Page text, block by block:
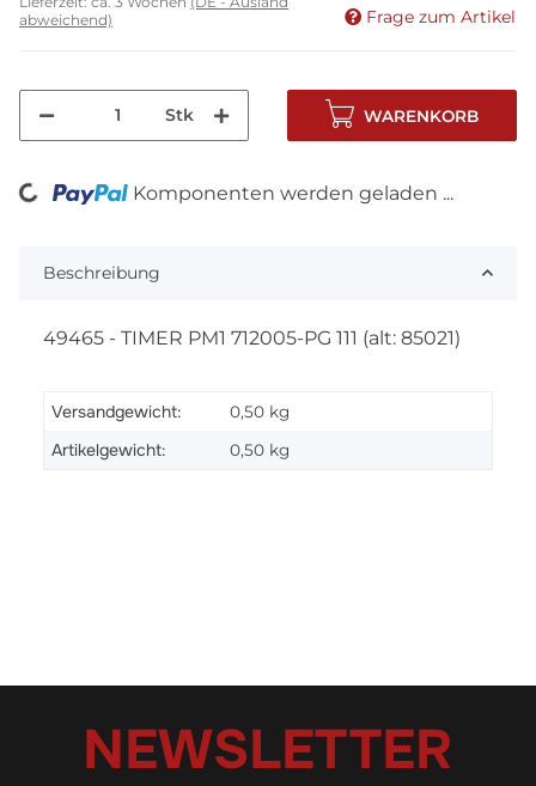
abweichend)
Frage zum Artikel
Stk WARENKORB
Loading... Komponenten werden geladen ...
Beschreibung
49465 - TIMER PM1 712005-PG 111 (alt: 85021)
Versandgewicht: 0,50 kg
Artikelgewicht: 0,50 kg
NEWSLETTER